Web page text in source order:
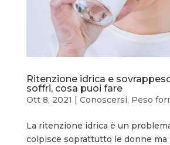
Ritenzione idrica e
soffri, cosa puoi fare
Ott 8, 2021 | Conoscersi, Peso
La ritenzione idrica è un
colpisce soprattutto le donne ma